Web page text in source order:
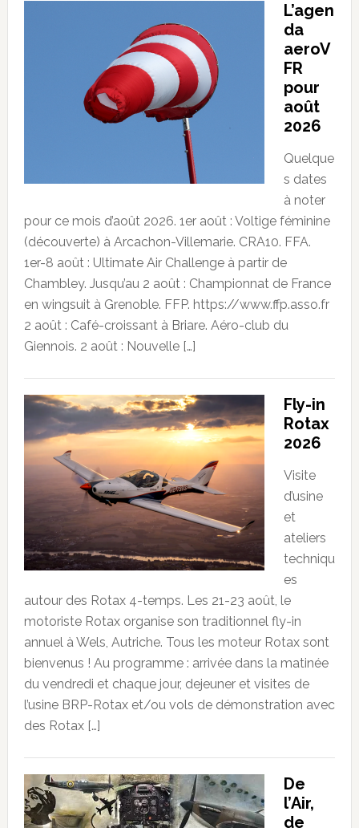
L’agen
da
aeroV
FR
pour
août
2026
Quelque
s dates
à noter
pour ce mois d’août 2026. 1er août : Voltige féminine
(découverte) à Arcachon-Villemarie. CRA10. FFA.
1er-8 août : Ultimate Air Challenge à partir de
Chambley. Jusqu’au 2 août : Championnat de France
en wingsuit à Grenoble. FFP. https://www.ffp.asso.fr
2 août : Café-croissant à Briare. Aéro-club du
Giennois. 2 août : Nouvelle […]
Fly-in
Rotax
2026
Visite
d’usine
et
ateliers
techniqu
es
autour des Rotax 4-temps. Les 21-23 août, le
motoriste Rotax organise son traditionnel fly-in
annuel à Wels, Autriche. Tous les moteur Rotax sont
bienvenus ! Au programme : arrivée dans la matinée
du vendredi et chaque jour, dejeuner et visites de
l’usine BRP-Rotax et/ou vols de démonstration avec
des Rotax […]
De
l’Air,
de